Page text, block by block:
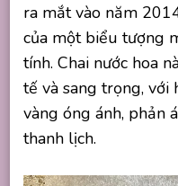
ra mắt vào năm
của một biểu tượng
tính. Chai nước hoa
tế và sang trọng, với
vàng óng ánh, phản
thanh lịch.